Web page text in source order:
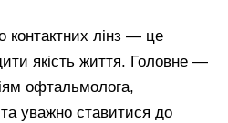
контактних лінз — це
якість життя. Головне —
офтальмолога,
та уважно ставитися до